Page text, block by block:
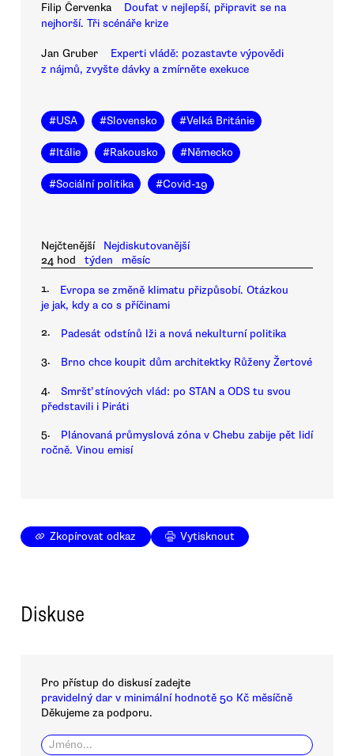
Filip Červenka
Doufat v nejlepší, připravit se na
nejhorší. Tři scénáře krize
Jan Gruber
Experti vládě: pozastavte výpovědi
z nájmů, zvyšte dávky a zmírněte exekuce
#USA #Slovensko #Velká Británie
#Itálie #Rakousko #Německo
#Sociální politika #Covid-19
Nejčtenější
Nejdiskutovanější
24 hod
týden měsíc
1.
Evropa se změně klimatu přizpůsobí. Otázkou
je jak, kdy a co s příčinami
2. Padesát odstínů lži a nová nekulturní politika
3. Brno chce koupit dům architektky Růženy Žertové
4.
Smršť stínových vlád: po STAN a ODS tu svou
představili i Piráti
5.
Plánovaná průmyslová zóna v Chebu zabije pět lidí
ročně. Vinou emisí
Zkopírovat odkaz Vytisknout
Diskuse
Pro přístup do diskusí zadejte
pravidelný dar v minimální hodnotě 50 Kč měsíčně
Děkujeme za podporu.